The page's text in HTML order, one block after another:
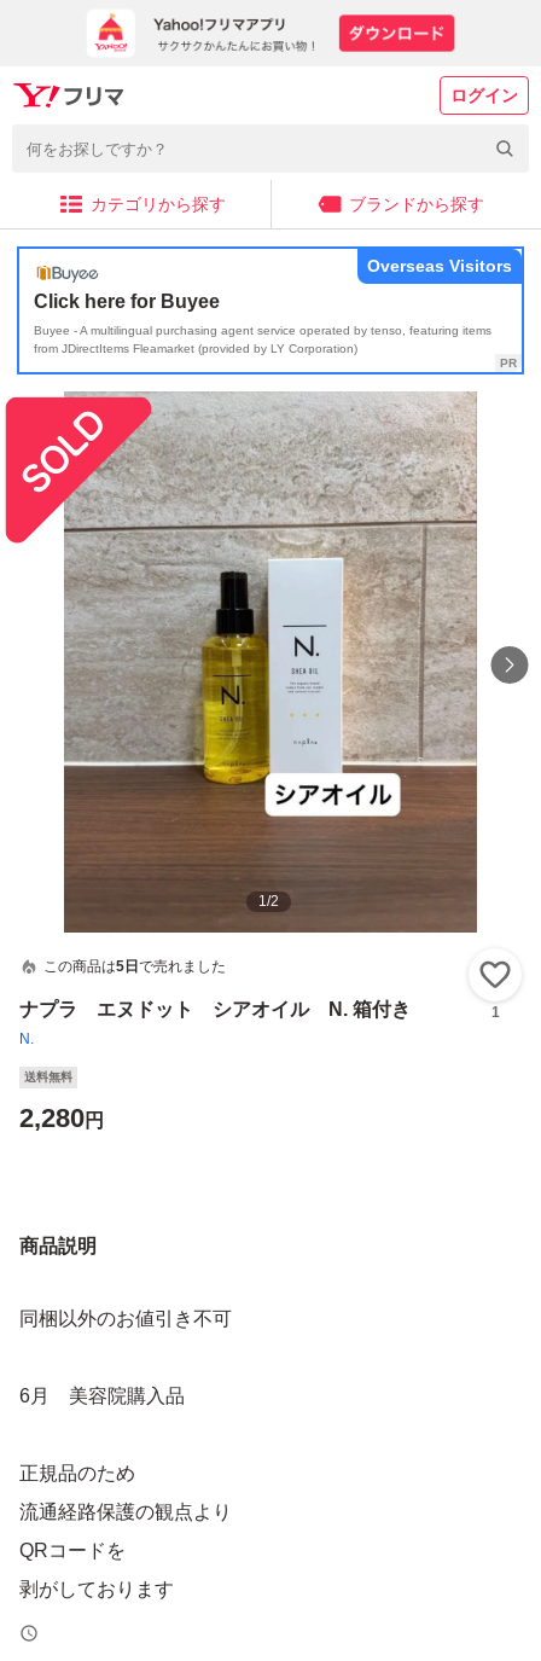
ログイン
カテゴリから探す ブランドから探す
Click here for Buyee
Buyee - A multilingual purchasing agent service operated by tenso, featuring items
from JDirectItems Fleamarket (provided by LY Corporation)
Overseas Visitors
1/2
この商品は5日 で売れました
ナプラ エヌドット シアオイル N. 箱付き
N.
1
送料無料
2,280円
商品説明
同梱以外のお値引き不可
6月 美容院購入品
正規品のため
流通経路保護の観点より
QRコードを
剥がしております